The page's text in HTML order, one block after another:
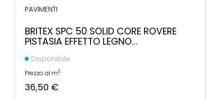
PAVIMENTI
BRITEX SPC 50 SOLID CORE ROVERE
PISTASIA EFFETTO LEGNO
Disponibile
Prezzo al m2:
36,50 €